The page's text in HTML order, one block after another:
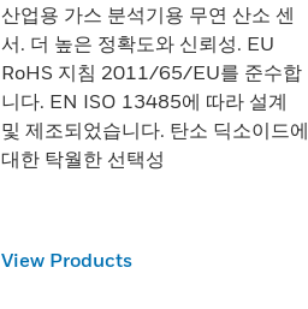
산업용 가스 분석기용 무연 산소 센
서. 더 높은 정확도와 신뢰성. EU
RoHS 지침 2011/65/EU를 준수합
니다. EN ISO 13485에 따라 설계
및 제조되었습니다. 탄소 딕소이드에
대한 탁월한 선택성
View Products